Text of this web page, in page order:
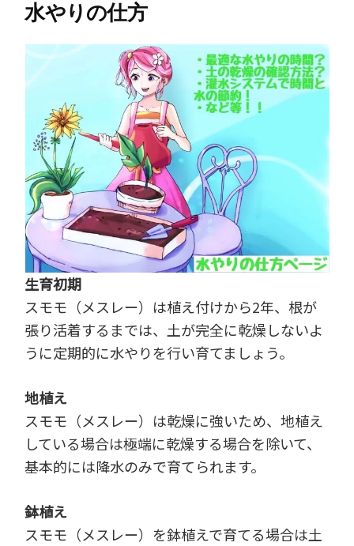
水やりの仕方
生育初期
スモモ（メスレー）は植え付けから2年、根が
張り活着するまでは、土が完全に乾燥しないよ
うに定期的に水やりを行い育てましょう。
地植え
スモモ（メスレー）は乾燥に強いため、地植え
している場合は極端に乾燥する場合を除いて、
基本的には降水のみで育てられます。
鉢植え
スモモ（メスレー）を鉢植えで育てる場合は土